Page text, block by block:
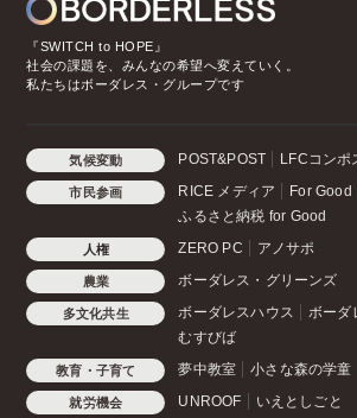
『SWITCH to HOPE』
社会の課題を、みんなの希望へ変えていく。
私たちはボーダレス・グループです
気候変動 POST&POST LFCコンポ
市民参画 RICE メディア
For Good
ふるさと納税 for Good
人権 ZERO PC アノサポ
農業 ボーダレス・グリーンズ
多文化共生 ボーダレスハウス
ボーダ
むすびば
教育・子育て 夢中教室 小さな森の学童
就労機会 UNROOF いえとしごと